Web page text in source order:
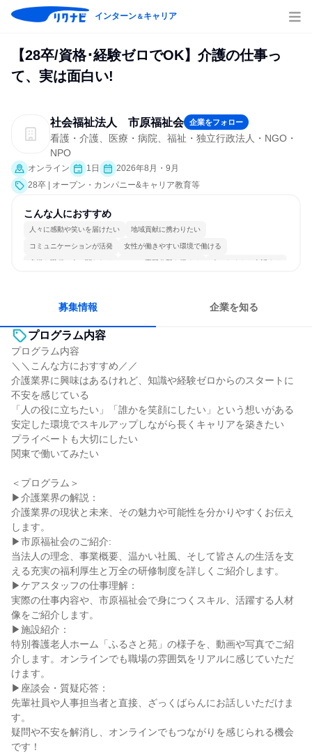
インターン＆キャリア
【28卒/資格･経験ゼロでOK】介護の仕事っ
て、実は面白い!
社会福祉法人 市原福祉会 企業をフォロー
看護・介護、医療・病院、福祉・独立行政法人・NGO・
NPO
オンライン 1日
2026年8月・9月
28卒 | オープン・カンパニー&キャリア教育等
こんな人におすすめ
人々に感動や笑いを届けたい 地域貢献に携わりたい
コミュニケーションが活発 女性が働きやすい環境で働ける
多様な職種の人と関われる 一つの専門分野を極める 人とたくさん会話する
募集情報 企業を知る
プログラム内容
プログラム内容
＼＼こんな方におすすめ／／
介護業界に興味はあるけれど、知識や経験ゼロからのスタートに
不安を感じている
「人の役に立ちたい」「誰かを笑顔にしたい」という想いがある
安定した環境でスキルアップしながら長くキャリアを築きたい
プライベートも大切にしたい
関東で働いてみたい
＜プログラム＞
▶介護業界の解説：
介護業界の現状と未来、その魅力や可能性を分かりやすくお伝え
します。
▶市原福祉会のご紹介:
当法人の理念、事業概要、温かい社風、そして皆さんの生活を支
える充実の福利厚生と万全の研修制度を詳しくご紹介します。
▶ケアスタッフの仕事理解：
実際の仕事内容や、市原福祉会で身につくスキル、活躍する人材
像をご紹介します。
▶施設紹介：
特別養護老人ホーム「ふるさと苑」の様子を、動画や写真でご紹
介します。オンラインでも職場の雰囲気をリアルに感じていただ
けます。
▶座談会・質疑応答：
先輩社員や人事担当者と直接、ざっくばらんにお話しいただけま
す。
疑問や不安を解消し、オンラインでもつながりを感じられる機会
です！